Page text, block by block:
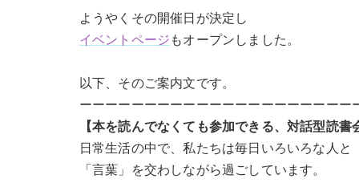
ようやくその開催日が決定し
イベントページもオープンしました。
以下、そのご案内文です。
ーーーーーーーーーーーーーーーーーーーーー
【本を読んでなくても参加できる、対話型読書
日常生活の中で、私たちは毎日いろいろな人と
「言葉」を交わしながら過ごしています。